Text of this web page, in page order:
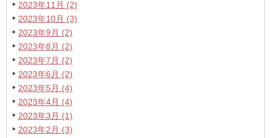
2023年11月 (2)
2023年10月 (3)
2023年9月 (2)
2023年8月 (2)
2023年7月 (2)
2023年6月 (2)
2023年5月 (4)
2023年4月 (4)
2023年3月 (1)
2023年2月 (3)